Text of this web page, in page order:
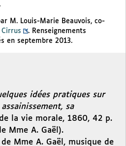
M. Louis-Marie Beauvois, co-
Cirrus
. Renseignements
en septembre 2013.
idées pratiques sur
sa
la vie morale, 1860, 42 p.
Mme A. Gaël).
Mme A. Gaël, musique de